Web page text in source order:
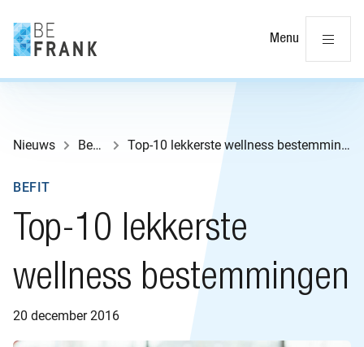
Menu
Nieuws BeFit Top-10 lekkerste wellness bestemmingen
Top-10 lekkerste
wellness bestemmingen
20 december 2016
BEFIT